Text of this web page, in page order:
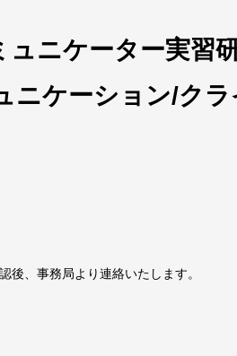
ュニケーター実習
ニケーション/ク
後、事務局より連絡いたします。